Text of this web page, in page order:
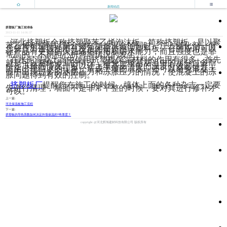

新闻动态

挤塑板厂施工前准备
2013-11-11 14:06:37
河北挤塑板全称挤塑聚苯乙烯泡沫板，简称挤塑板，是以聚
苯乙烯树脂辅以聚合物在加热混合的同时，注入催化剂，而
后挤压出连续性闭孔发泡的硬质泡沫塑料板。它的应用可以
让产品有更好的保温隔热作用和防水能力，而且强度也是非
常高的，不用担心折弯等情况的发生。
在水泥混凝土当中使用挤塑板保温材料的作用有很多，首先
就是可以避免渗漏的情况，避免土壤基层当中的水分过多而
引起冻胀的情况。可以让土壤基层当中的温度有效的提升，
防止出现结冰的现象，造成土壤的冻胀。还可以避免混凝土
当中出现过多的冰层压力和冻胀压力的情况，使混凝土的冻
胀问题得到有效的控制。
挤塑板厂提醒您在施工的时候，墙体上面的各种杂志一定要
先进行清理，墙面不是非常平整的时候，要对其进行修补才
可以。
上一篇:
河北保温板施工流程
下一篇:
挤塑板的导热系数如何决定外墙保温的*终厚度？
copyright @河北辉旭建材科技有限公司 版权所有